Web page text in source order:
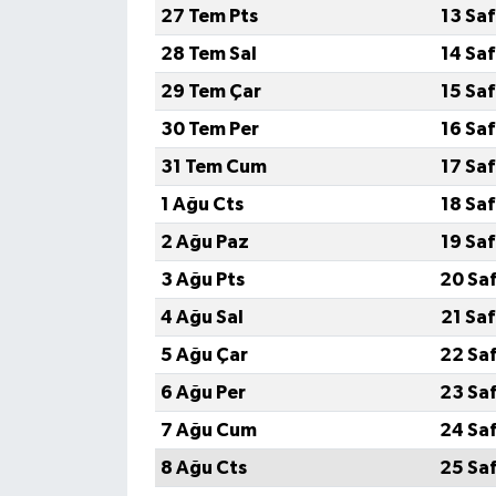
27 Tem Pts
13
28 Tem Sal
14
29 Tem Çar
15
30 Tem Per
16
31 Tem Cum
17
1 Ağu Cts
18
2 Ağu Paz
19
3 Ağu Pts
20
4 Ağu Sal
21
5 Ağu Çar
22
6 Ağu Per
23
7 Ağu Cum
24
8 Ağu Cts
25